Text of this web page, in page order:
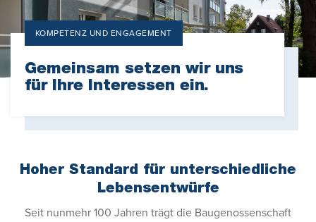
KOMPETENZ UND ENGAGEMENT
Gemeinsam setzen wir uns
für Ihre Interessen ein.
Hoher Standard für unterschiedliche
Lebensentwürfe
Seit nunmehr 100 Jahren trägt die Baugenossenschaft